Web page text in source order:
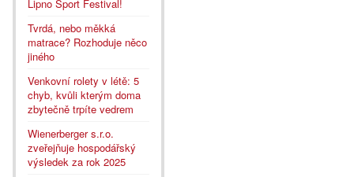
Lipno Sport Festival!
Tvrdá, nebo měkká
matrace? Rozhoduje něco
jiného
Venkovní rolety v létě: 5
chyb, kvůli kterým doma
zbytečně trpíte vedrem
Wienerberger s.r.o.
zveřejňuje hospodářský
výsledek za rok 2025